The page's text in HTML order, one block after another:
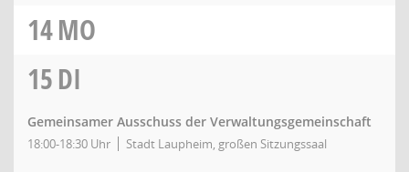
14MO
15DI
Gemeinsamer Ausschuss der Verwaltungsgemeinschaft
18:00-18:30 Uhr Stadt Laupheim, großen Sitzungssaal